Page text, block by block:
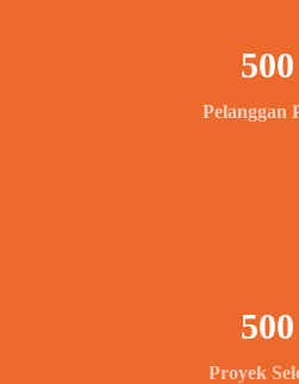
Pelanggan
500
Proyek
500